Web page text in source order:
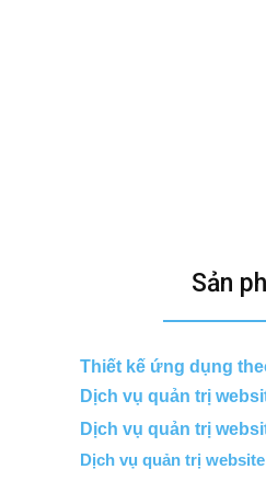
Sản
Thiết kế ứng dụng
Dịch vụ quản trị
Dịch vụ quản trị
Dịch vụ quản trị